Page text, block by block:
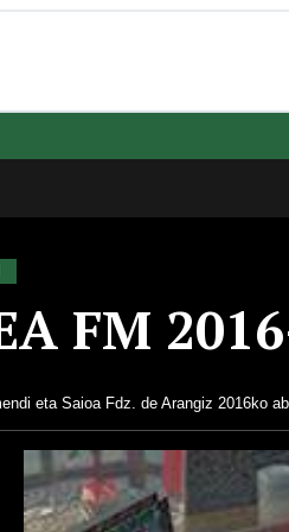
FM
eta Saioa Fdz. de Arangiz 2016ko